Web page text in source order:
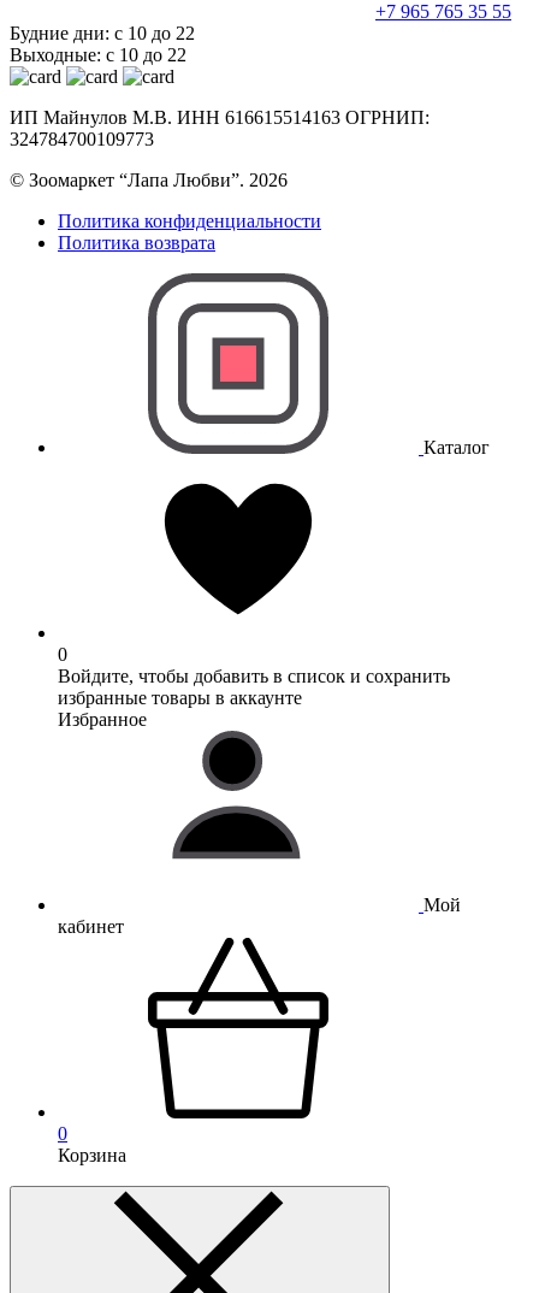
+7 965 765 35 55
Будние дни: с 10 до 22
Выходные: с 10 до 22
ИП Майнулов М.В. ИНН 616615514163 ОГРНИП:
324784700109773
© Зоомаркет “Лапа Любви”. 2026
Политика конфиденциальности
Политика возврата
Каталог
0
Войдите, чтобы добавить в список и сохранить
избранные товары в аккаунте
Избранное
Мой
кабинет
0
Корзина